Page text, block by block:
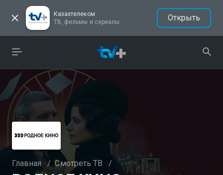
Казахтелеком
ТВ, фильмы и сериалы
Открыть
Главная / Смотреть ТВ /